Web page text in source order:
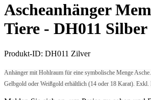
Ascheanhänger
Tiere - DH011 Silber
Produkt-ID: DH011 Zilver
Anhänger mit Hohlraum für eine symbolische Menge
Gelbgold oder Weißgold erhältlich (14 oder 18 Karat). Exkl.